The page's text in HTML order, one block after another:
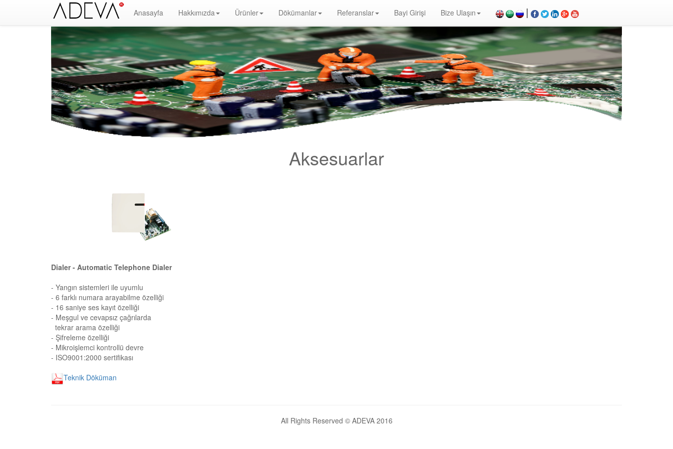
Anasayfa Hakkımızda Ürünler Dökümanlar Referanslar Bayi Girişi Bize Ulaşın |
Yangın Alarm Sistemleri, Yangın İhbar Sistemleri, Yangın Algılama Sistemleri, System Sensor Türkiye Distribütörü, Optik Duman Dedektörü, Gaz Dedektörü, Karbonmonoksit Dedektörü, Exproof Dedektör, Yangın Alarm Butonu, Yangın Alarm Paneli, Konvansiyonel Dedektör, Yangın Söndürücü, Yangın Projesi, Yangın Malzemesi, Yangın
Söndürme, Yangın Algılama Paneli, Yangın Kontol Paneli, Yangın Nedir, Yangın ve Güvenlik, Binaların Yangından Korunması Hakkında Yönetmelik, yangın alarm sistemleri fiyat, yangın alarm sistemleri bağlantı şeması, yangın alarm sistemleri nasıl çalışır, duman dedektörü, yangın alarm sistemleri fiyat listesi, yangın alarm sistemleri
Aksesuarlar
Dialer - Automatic Telephone Dialer
- Yangın sistemleri ile uyumlu
- 6 farklı numara arayabilme özelliği
- 16 saniye ses kayıt özelliği
- Meşgul ve cevapsız çağrılarda
tekrar arama özelliği
- Şifreleme özelliği
- Mikroişlemci kontrollü devre
- ISO9001:2000 sertifikası
Teknik Döküman
All Rights Reserved © ADEVA 2016